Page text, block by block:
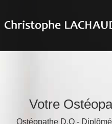
Votre
Ostéopathe D.O -